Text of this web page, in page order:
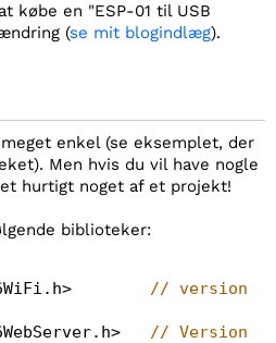
købe en "ESP-01 til USB
(se mit blogindlæg).
enkel (se eksemplet, der
Men hvis du vil have nogle
hurtigt noget af et projekt!
biblioteker:
. h>
// version
. h>
// Version